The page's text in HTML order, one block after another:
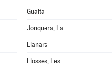
Gualta
Jonquera, La
Llanars
Llosses, Les